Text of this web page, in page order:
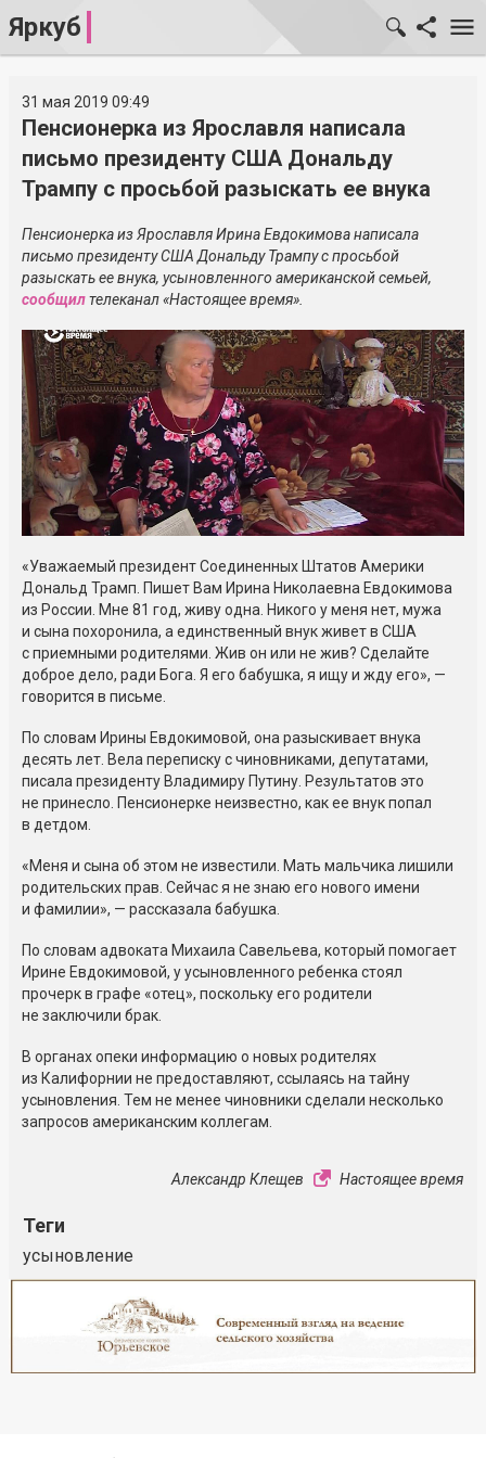
Яркуб
31 мая 2019 09:49
Пенсионерка из Ярославля написала
письмо президенту США Дональду
Трампу с просьбой разыскать ее внука
Пенсионерка из Ярославля Ирина Евдокимова написала
письмо президенту США Дональду Трампу с просьбой
разыскать ее внука, усыновленного американской семьей,
сообщилтелеканал «Настоящее время».
«Уважаемый президент Соединенных Штатов Америки
Дональд Трамп. Пишет Вам Ирина Николаевна Евдокимова
из России. Мне 81 год, живу одна. Никого у меня нет, мужа
и сына похоронила, а единственный внук живет в США
с приемными родителями. Жив он или не жив? Сделайте
доброе дело, ради Бога. Я его бабушка, я ищу и жду его», —
говорится в письме.
По словам Ирины Евдокимовой, она разыскивает внука
десять лет. Вела переписку с чиновниками, депутатами,
писала президенту Владимиру Путину. Результатов это
не принесло. Пенсионерке неизвестно, как ее внук попал
в детдом.
«Меня и сына об этом не известили. Мать мальчика лишили
родительских прав. Сейчас я не знаю его нового имени
и фамилии», — рассказала бабушка.
По словам адвоката Михаила Савельева, который помогает
Ирине Евдокимовой, у усыновленного ребенка стоял
прочерк в графе «отец», поскольку его родители
не заключили брак.
В органах опеки информацию о новых родителях
из Калифорнии не предоставляют, ссылаясь на тайну
усыновления. Тем не менее чиновники сделали несколько
запросов американским коллегам.
Александр Клещев Настоящее время
Теги
усыновление